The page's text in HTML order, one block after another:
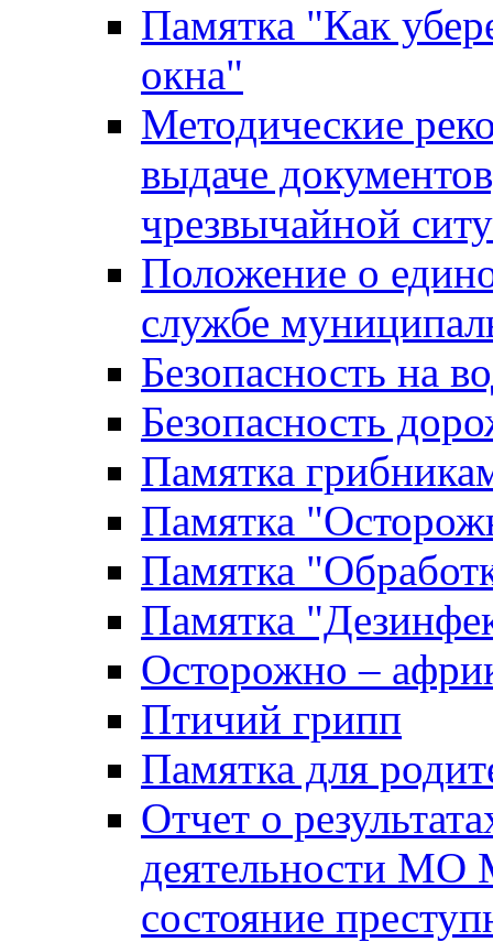
Памятка "Как
окна"
Методические
выдаче
чрезвычайной
Положение о
службе
Безопасность на
Безопасность
Памятка
Памятка
Памятка
Памятка
Осторожно –
Птичий грипп
Памятка для
Отчет о
деятельности МО
состояние